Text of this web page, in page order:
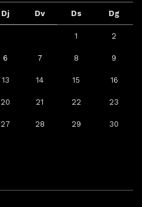
Dj Dv Ds Dg
1 2
6 7 8 9
13 14 15 16
20 21 22 23
27 28 29 30